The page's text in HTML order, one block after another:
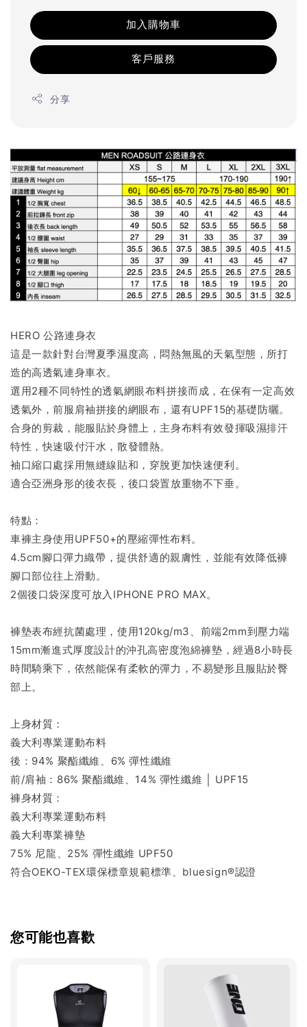
加入購物車
客戶服務
分享
HERO 公路連身衣
這是一款針對台灣夏季濕度高，悶熱無風的天氣型態，所打
造的高透氣連身車衣。
選用2種不同特性的透氣網眼布料拼接而成，在保有一定高效
透氣外，前服肩袖拼接的網眼布，還有UPF15的基礎防曬。
合身的剪裁，能服貼於身體上，主身布料有效發揮吸濕排汗
特性，快速吸付汗水，散發體熱。
袖口縮口處採用無縫線貼和，穿脫更加快速便利。
適合亞洲身形的後衣長，後口袋置放重物不下垂。
特點：
車褲主身使用UPF50+的壓縮彈性布料。
4.5cm腳口彈力織帶，提供舒適的親膚性，並能有效降低褲
腳口部位往上滑動。
2個後口袋深度可放入IPHONE PRO MAX。
褲墊表布經抗菌處理，使用120kg/m3、前端2mm到壓力端
15mm漸進式厚度設計的沖孔高密度泡綿褲墊，經過8小時長
時間騎乘下，依然能保有柔軟的彈力，不易變形且服貼於臀
部上。
上身材質：
義大利專業運動布料
後：94% 聚酯纖維、6% 彈性纖維
前/肩袖：86% 聚酯纖維、14% 彈性纖維 │ UPF15
褲身材質：
義大利專業運動布料
義大利專業褲墊
75% 尼龍、25% 彈性纖維 UPF50
符合OEKO-TEX環保標章規範標準、bluesign®認證
您可能也喜歡